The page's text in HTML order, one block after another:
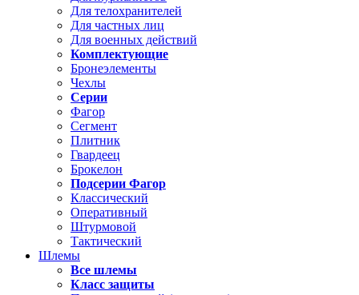
Для телохранителей
Для частных лиц
Для военных действий
Комплектующие
Бронеэлементы
Чехлы
Серии
Фагор
Сегмент
Плитник
Гвардеец
Брокелон
Подсерии Фагор
Классический
Оперативный
Штурмовой
Тактический
Шлемы
Все шлемы
Класс защиты